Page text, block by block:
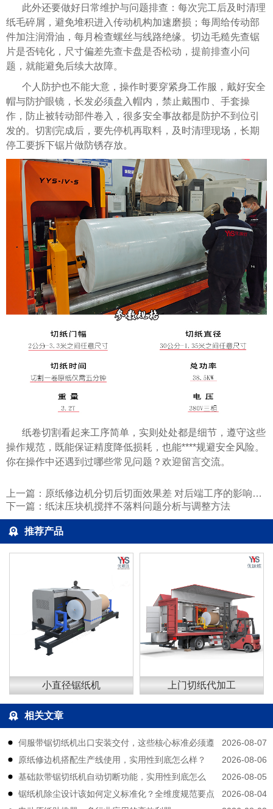
此外还要做好日常维护与问题排查：每次完工后及时清理
纸毛碎屑，避免堆积进入传动机构加速磨损；每周给传动部
件加注润滑油，每月检查螺丝与线路绝缘。切边毛糙先查锯
片是否钝化，尺寸偏差先查卡盘是否松动，提前排查小问
题，就能避免后续大故障。
个人防护也不能大意，操作时要穿紧身工作服，戴好安全
帽与防护眼镜，长发必须盘入帽内，禁止戴围巾、手套操
作，防止被转动部件卷入，很多安全事故都是防护不到位引
发的。切割完成后，要先停机再取料，及时清理现场，长期
停工要拆下锯片做防锈存放。
纸卷切割看起来工序简单，实则处处都是细节，遵守这些
操作规范，既能保证精度降低损耗，也能****规避安全风险。
你在操作中还遇到过哪些常见问题？欢迎留言交流。
上一篇： 原纸修边机分切后切面效果差 对后端工序的影响远超你想象
下一篇： 纸沫压块机搅拌不落料问题分析与调整方法
推荐产品
小直径锯纸机 上门切纸代加工
相关文章
2026-08-07
伺服带锯切纸机出口安装交付，这些核心标准必须遵
守
2026-08-06
原纸修边机搭配生产线使用，实用性到底怎么样？
2026-08-05
基础款带锯切纸机自动切断功能，实用性到底怎么
样？
2026-08-04
锯纸机除尘设计该如何定义标准化？全维度规范要点